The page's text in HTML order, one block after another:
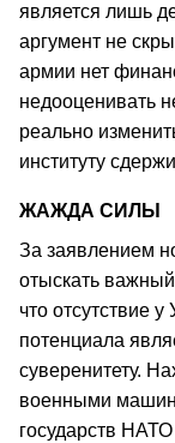
является лишь
аргумент не
армии нет
недооценивать
реально
институту
ЖАЖДА СИЛЫ
За заявлением
отыскать
что отсутствие
потенциала
суверенитету.
военными
государств